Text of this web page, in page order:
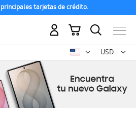
tarjetas de crédito.
USD -
dólar
Mi carrito